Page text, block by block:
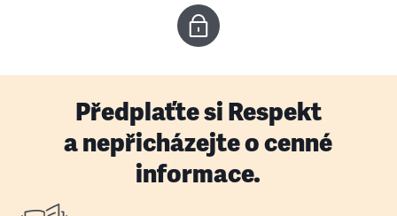
Předplaťte si Respekt
a nepřicházejte o cenné
informace.